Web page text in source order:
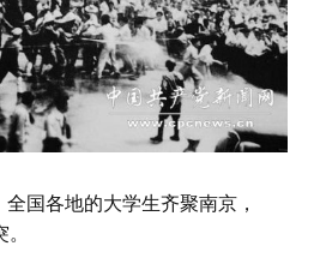
国各地的大学生齐聚南京，